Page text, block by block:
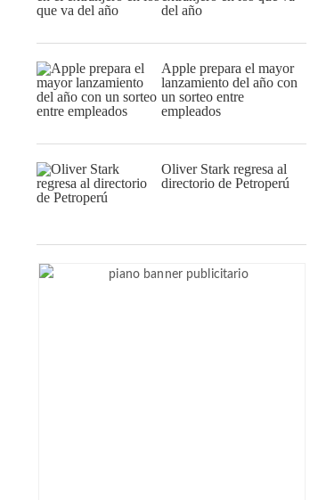
del año
Apple prepara el mayor
lanzamiento del año con
un sorteo entre
empleados
Oliver Stark regresa al
directorio de Petroperú